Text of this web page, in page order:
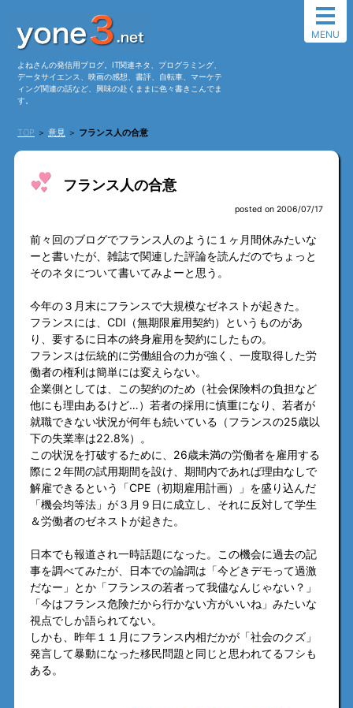
よねさんの発信用ブログ。IT関連ネタ、プログラミング、
データサイエンス、映画の感想、書評、自転車、マーケテ
ィング関連の話など、興味の赴くままに色々書きこんでま
す。
TOP ＞ 意見 ＞ フランス人の合意
MENU
フランス人の合意
posted on 2006/07/17
前々回のブログでフランス人のように１ヶ月間休みたいな
ーと書いたが、雑誌で関連した評論を読んだのでちょっと
そのネタについて書いてみよーと思う。
今年の３月末にフランスで大規模なゼネストが起きた。
フランスには、CDI（無期限雇用契約）というものがあ
り、要するに日本の終身雇用を契約にしたもの。
フランスは伝統的に労働組合の力が強く、一度取得した労
働者の権利は簡単には変えらない。
企業側としては、この契約のため（社会保険料の負担など
他にも理由あるけど…）若者の採用に慎重になり、若者が
就職できない状況が何年も続いている（フランスの25歳以
下の失業率は22.8%）。
この状況を打破するために、26歳未満の労働者を雇用する
際に２年間の試用期間を設け、期間内であれば理由なしで
解雇できるという「CPE（初期雇用計画）」を盛り込んだ
「機会均等法」が３月９日に成立し、それに反対して学生
＆労働者のゼネストが起きた。
日本でも報道され一時話題になった。この機会に過去の記
事を調べてみたが、日本での論調は「今どきデモって過激
だなー」とか「フランスの若者って我儘なんじゃない？」
「今はフランス危険だから行かない方がいいね」みたいな
視点でしか語られてない。
しかも、昨年１１月にフランス内相だかが「社会のクズ」
発言して暴動になった移民問題と同じと思われてるフシも
ある。